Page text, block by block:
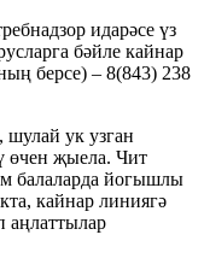
идарәсе үз
бәйле кайнар
берсе) – 8(843) 238
ук узган
өчен җыела. Чит
балаларда йогышлы
кайнар линиягә
аңлаттылар